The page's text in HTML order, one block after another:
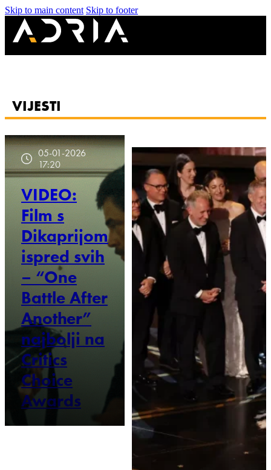
Skip to main content Skip to footer
VIJESTI
05-01-2026
17:20
VIDEO:
Film s
Dikaprijom
ispred svih
– “One
Battle After
Another”
najbolji na
Critics
Choice
Awards